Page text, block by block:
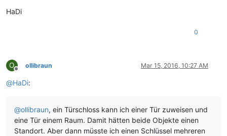
HaDi
0
O
Offline
ollibraun Mar 15, 2016, 10:27 AM
@HaDi:
@ollibraun, ein Türschloss kann ich einer Tür zuweisen und
eine Tür einem Raum. Damit hätten beide Objekte einen
Standort. Aber dann müsste ich einen Schlüssel mehreren